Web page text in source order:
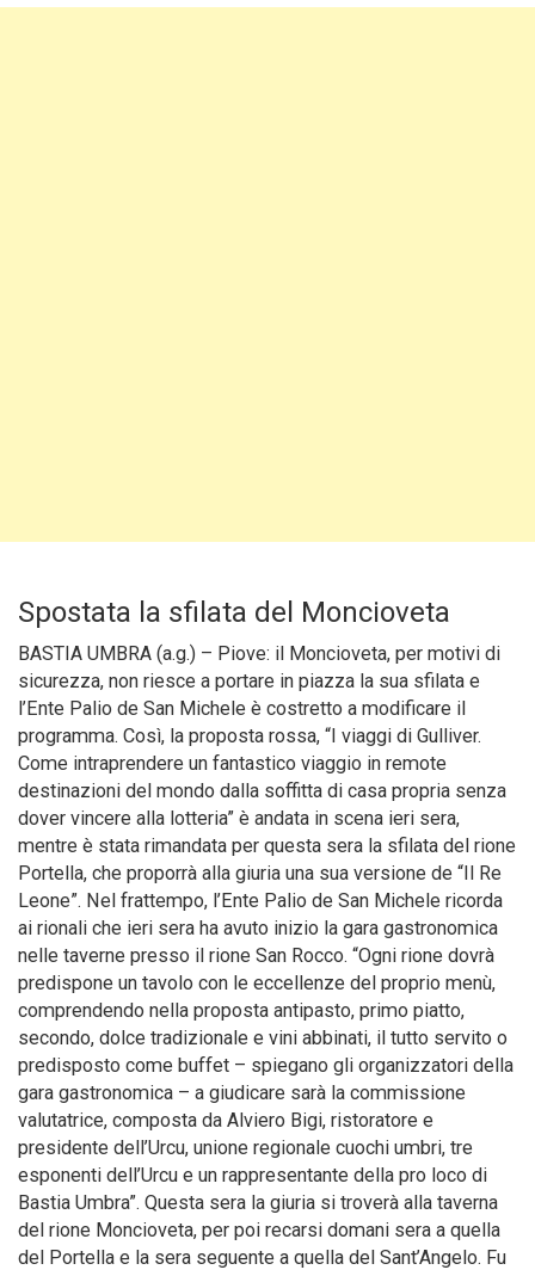
Spostata la sfilata del Moncioveta
BASTIA UMBRA (a.g.) – Piove: il Moncioveta, per motivi di
sicurezza, non riesce a portare in piazza la sua sfilata e
l’Ente Palio de San Michele è costretto a modificare il
programma. Così, la proposta rossa, “I viaggi di Gulliver.
Come intraprendere un fantastico viaggio in remote
destinazioni del mondo dalla soffitta di casa propria senza
dover vincere alla lotteria” è andata in scena ieri sera,
mentre è stata rimandata per questa sera la sfilata del rione
Portella, che proporrà alla giuria una sua versione de “Il Re
Leone”. Nel frattempo, l’Ente Palio de San Michele ricorda
ai rionali che ieri sera ha avuto inizio la gara gastronomica
nelle taverne presso il rione San Rocco. “Ogni rione dovrà
predispone un tavolo con le eccellenze del proprio menù,
comprendendo nella proposta antipasto, primo piatto,
secondo, dolce tradizionale e vini abbinati, il tutto servito o
predisposto come buffet – spiegano gli organizzatori della
gara gastronomica – a giudicare sarà la commissione
valutatrice, composta da Alviero Bigi, ristoratore e
presidente dell’Urcu, unione regionale cuochi umbri, tre
esponenti dell’Urcu e un rappresentante della pro loco di
Bastia Umbra”. Questa sera la giuria si troverà alla taverna
del rione Moncioveta, per poi recarsi domani sera a quella
del Portella e la sera seguente a quella del Sant’Angelo. Fu